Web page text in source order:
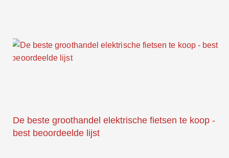
De beste groothandel elektrische fietsen te koop -
best beoordeelde lijst